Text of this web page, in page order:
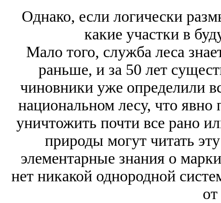
Однако, если логически
какие участки в
Мало того, служба леса
раньше, и за 50 лет
чиновники уже определили
национальном лесу, что явно
уничтожить почти все рано
природы могут читать
элементарные знания о
нет никакой однородной